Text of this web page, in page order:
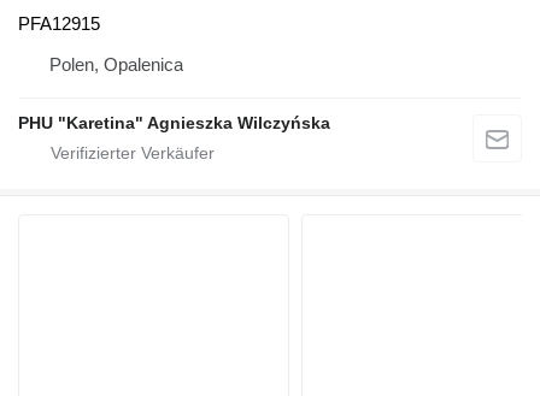
PFA12915
Polen, Opalenica
PHU "Karetina" Agnieszka Wilczyńska